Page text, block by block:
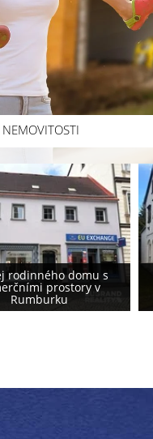
rodinného domu
typu ve
Varnsdorfu